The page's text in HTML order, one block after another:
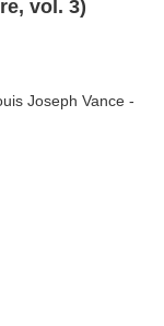
vol. 3)